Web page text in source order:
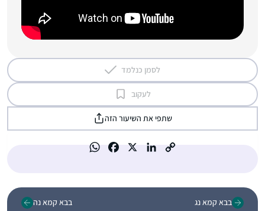
לסמן כנלמד
לעקוב
שתפי את השיעור הזה
בבא קמא נג בבא קמא נה